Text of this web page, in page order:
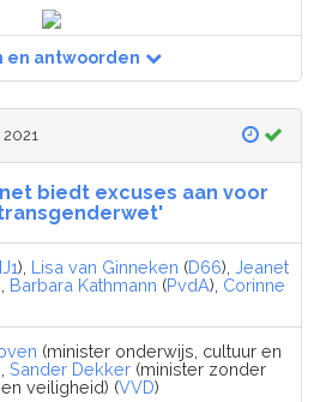
en antwoorden
2021
biedt excuses aan voor
), Lisa van Ginneken (D66), Jeanet
Barbara Kathmann (PvdA), Corinne
(minister onderwijs, cultuur en
Sander Dekker (minister zonder
veiligheid) (VVD)